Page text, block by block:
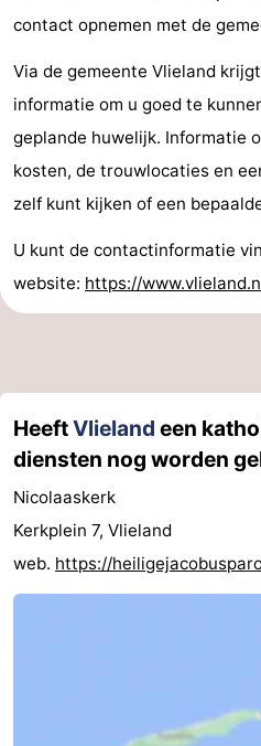
contact opnemen met de
Via de gemeente Vlieland
informatie om u goed te
geplande huwelijk. Informatie
kosten, de trouwlocaties en
zelf kunt kijken of een
U kunt de contactinformatie
website: https://
HeeftVlieland een
diensten nog worden
Nicolaaskerk
Kerkplein 7, Vlieland
web. https://